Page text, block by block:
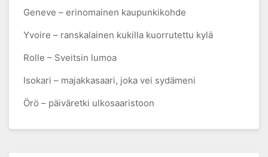
Geneve – erinomainen kaupunkikohde
Yvoire – ranskalainen kukilla kuorrutettu kylä
Rolle – Sveitsin lumoa
Isokari – majakkasaari, joka vei sydämeni
Örö – päiväretki ulkosaaristoon